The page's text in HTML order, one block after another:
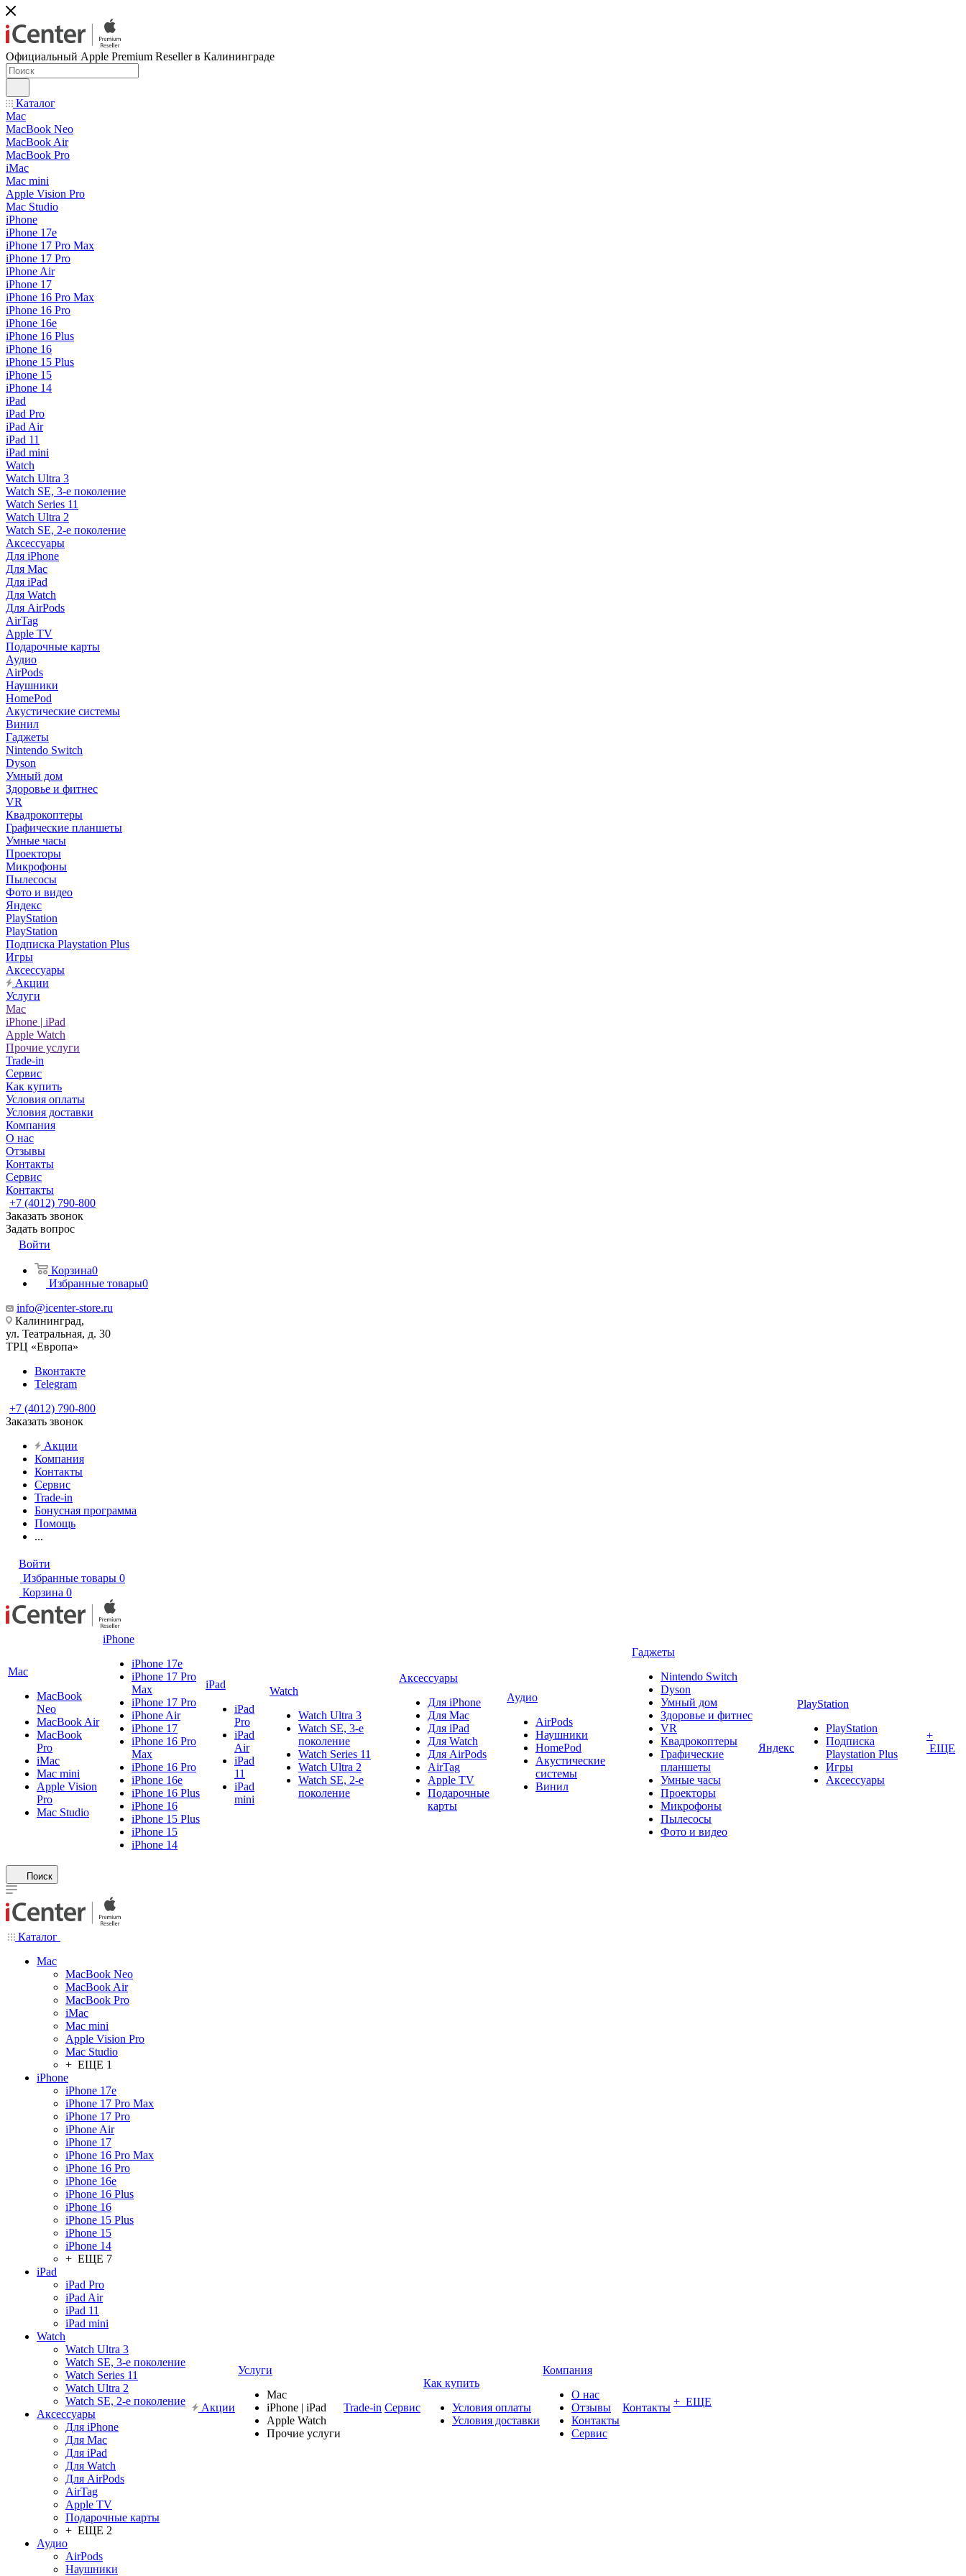
Официальный Apple Premium Reseller в Калининграде
Каталог
Mac
MacBook Neo
MacBook Air
MacBook Pro
iMac
Mac mini
Apple Vision Pro
Mac Studio
iPhone
iPhone 17e
iPhone 17 Pro Max
iPhone 17 Pro
iPhone Air
iPhone 17
iPhone 16 Pro Max
iPhone 16 Pro
iPhone 16e
iPhone 16 Plus
iPhone 16
iPhone 15 Plus
iPhone 15
iPhone 14
iPad
iPad Pro
iPad Air
iPad 11
iPad mini
Watch
Watch Ultra 3
Watch SE, 3-е поколение
Watch Series 11
Watch Ultra 2
Watch SE, 2-е поколение
Аксессуары
Для iPhone
Для Mac
Для iPad
Для Watch
Для AirPods
AirTag
Apple TV
Подарочные карты
Аудио
AirPods
Наушники
HomePod
Акустические системы
Винил
Гаджеты
Nintendo Switch
Dyson
Умный дом
Здоровье и фитнес
VR
Квадрокоптеры
Графические планшеты
Умные часы
Проекторы
Микрофоны
Пылесосы
Фото и видео
Яндекс
PlayStation
PlayStation
Подписка Playstation Plus
Игры
Аксессуары
Акции
Услуги
Mac
iPhone | iPad
Apple Watch
Прочие услуги
Trade-in
Сервис
Как купить
Условия оплаты
Условия доставки
Компания
О нас
Отзывы
Контакты
Сервис
Контакты
+7 (4012) 790-800
Заказать звонок
Задать вопрос
Войти
Корзина0
Избранные товары0
info@icenter-store.ru
Калининград,
ул. Театральная, д. 30
ТРЦ «Европа»
Вконтакте
Telegram
+7 (4012) 790-800
Заказать звонок
Акции
Компания
Контакты
Сервис
Trade-in
Бонусная программа
Помощь
...
Войти
Избранные товары 0
Корзина 0
Mac
MacBook
Neo
MacBook Air
MacBook
Pro
iMac
Mac mini
Apple Vision
Pro
Mac Studio
iPhone
iPhone 17e
iPhone 17 Pro
Max
iPhone 17 Pro
iPhone Air
iPhone 17
iPhone 16 Pro
Max
iPhone 16 Pro
iPhone 16e
iPhone 16 Plus
iPhone 16
iPhone 15 Plus
iPhone 15
iPhone 14
iPad
iPad
Pro
iPad
Air
iPad
11
iPad
mini
Watch
Watch Ultra 3
Watch SE, 3-е
поколение
Watch Series 11
Watch Ultra 2
Watch SE, 2-е
поколение
Аксессуары
Для iPhone
Для Mac
Для iPad
Для Watch
Для AirPods
AirTag
Apple TV
Подарочные
карты
Аудио
AirPods
Наушники
HomePod
Акустические
системы
Винил
Гаджеты
Nintendo Switch
Dyson
Умный дом
Здоровье и фитнес
VR
Квадрокоптеры
Графические
планшеты
Умные часы
Проекторы
Микрофоны
Пылесосы
Фото и видео
Яндекс
PlayStation
PlayStation
Подписка
Playstation Plus
Игры
Аксессуары
+
ЕЩЕ
Поиск
Каталог
Mac
MacBook Neo
MacBook Air
MacBook Pro
iMac
Mac mini
Apple Vision Pro
Mac Studio
+ ЕЩЕ 1
iPhone
iPhone 17e
iPhone 17 Pro Max
iPhone 17 Pro
iPhone Air
iPhone 17
iPhone 16 Pro Max
iPhone 16 Pro
iPhone 16e
iPhone 16 Plus
iPhone 16
iPhone 15 Plus
iPhone 15
iPhone 14
+ ЕЩЕ 7
iPad
iPad Pro
iPad Air
iPad 11
iPad mini
Watch
Watch Ultra 3
Watch SE, 3-е поколение
Watch Series 11
Watch Ultra 2
Watch SE, 2-е поколение
Аксессуары
Для iPhone
Для Mac
Для iPad
Для Watch
Для AirPods
AirTag
Apple TV
Подарочные карты
+ ЕЩЕ 2
Аудио
AirPods
Наушники
Акции
Услуги
Mac
iPhone | iPad
Apple Watch
Прочие услуги
Trade-in Сервис
Как купить
Условия оплаты
Условия доставки
Компания
О нас
Отзывы
Контакты
Сервис
Контакты + ЕЩЕ